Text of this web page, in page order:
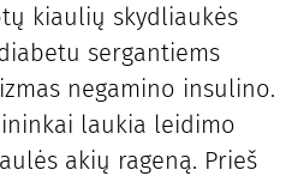
kiaulių skydliaukės
sergantiems
negamino insulino.
laukia leidimo
akių rageną. Prieš